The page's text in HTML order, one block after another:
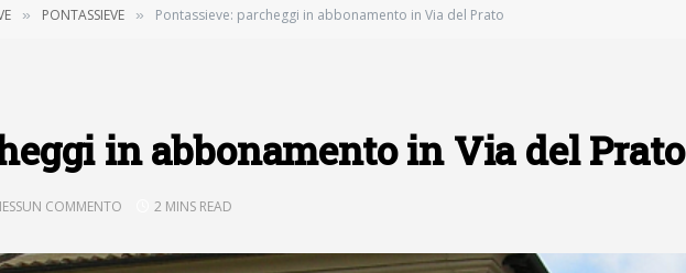
» PONTASSIEVE » Pontassieve: parcheggi in abbonamento in Via del Prato
in abbonamento in Via del Prato
COMMENTO 2 MINS READ